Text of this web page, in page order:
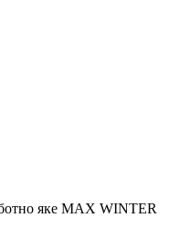
яке MAX WINTER